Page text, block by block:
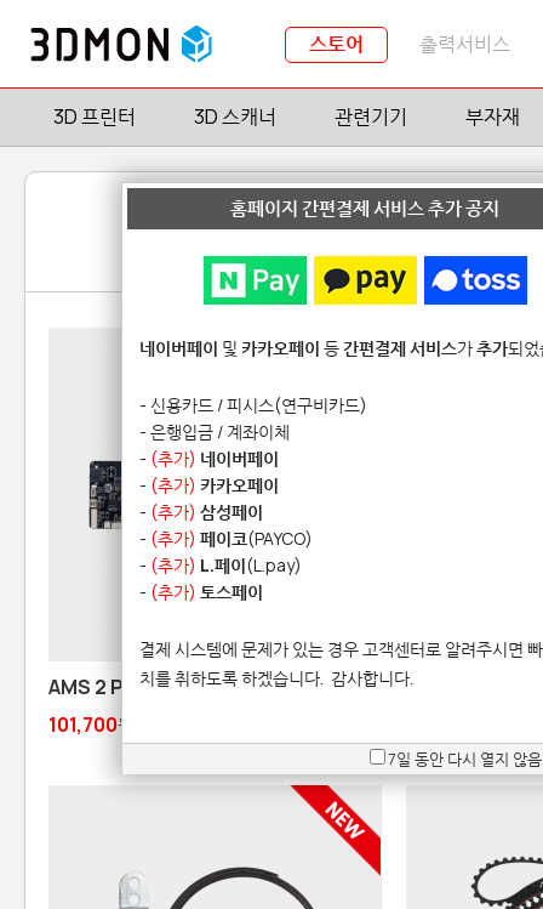
스토어 출력서비스
3D 프린터 3D 스캐너 관련기기 부자재
AMS 2 Pro Mainboard
101,700원
AMS 2 Pro
홈페이지 간편결제 서비스 추가 공지
네이버페이 및 카카오페이 등간편결제 서비스가추가되
- 신용카드 / 피시스(연구비카드)
- 은행입금 / 계좌이체
- (추가) 네이버페이
- (추가) 카카오페이
- (추가) 삼성페이
- (추가) 페이코(PAYCO)
- (추가) L.페이(L.pay)
- (추가) 토스페이
결제 시스템에 문제가 있는 경우 고객센터로 알려주시면
치를 취하도록 하겠습니다. 감사합니다.
7일 동안 다시 열지 않음